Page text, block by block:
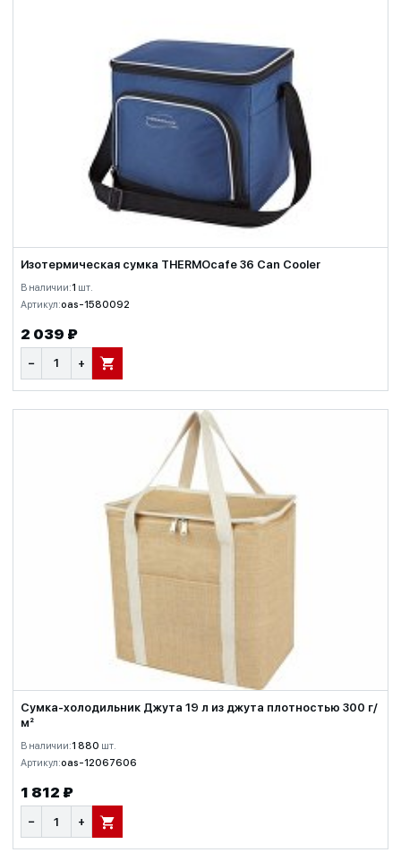
Изотермическая сумка THERMOcafe 36 Can Cooler
В наличии:1 шт.
Артикул:oas-1580092
2 039 ₽
− + В КОРЗИНУ
Сумка-холодильник Джута 19 л из джута плотностью 300 г/
м²
В наличии:1 880 шт.
Артикул:oas-12067606
1 812 ₽
− + В КОРЗИНУ